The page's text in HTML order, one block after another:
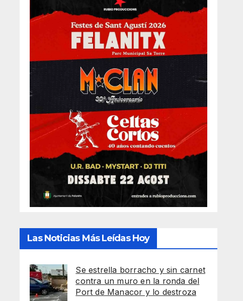
Las Noticias Más Leídas Hoy
Se estrella borracho y sin carnet
contra un muro en la ronda del
Port de Manacor y lo destroza